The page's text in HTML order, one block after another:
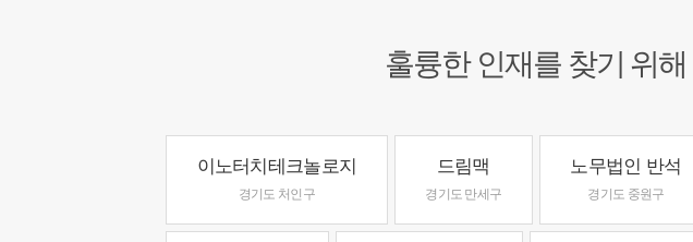
훌륭한 인재를 찾기 위해
이노터치테크놀로지
경기도 처인구
드림맥
경기도 만세구
노무법인 반석
경기도 중원구